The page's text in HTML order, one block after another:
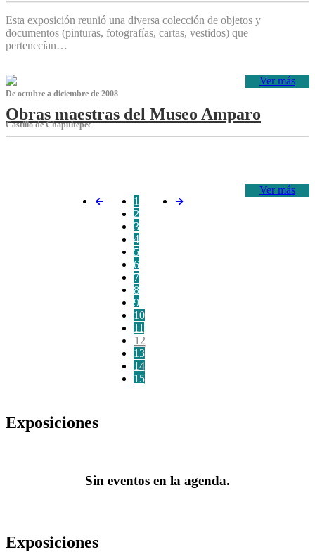
Esta exposición reunió una diversa colección de objetos y
documentos (pinturas, fotografías, cartas, vestidos) que
pertenecían…
Ver más
De octubre a diciembre de 2008
Obras maestras del Museo Amparo
Castillo de Chapultepec
Ver más
1
2
3
4
5
6
7
8
9
10
11
12
13
14
15
Exposiciones
Sin eventos en la agenda.
Exposiciones